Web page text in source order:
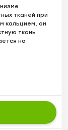
тканей при
кальцием, он
ткань
на